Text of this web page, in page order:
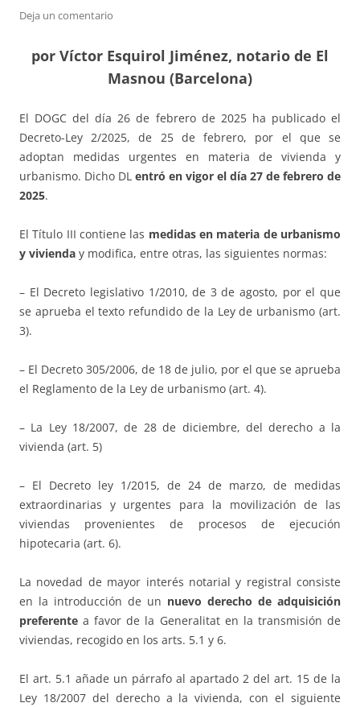
Deja un comentario
por Víctor Esquirol Jiménez, notario de El
Masnou (Barcelona)
El DOGC del día 26 de febrero de 2025 ha publicado el
Decreto-Ley 2/2025, de 25 de febrero, por el que se
adoptan medidas urgentes en materia de vivienda y
urbanismo. Dicho DL entró en vigor el día 27 de febrero de
2025.
El Título III contiene las medidas en materia de urbanismo
y vivienda y modifica, entre otras, las siguientes normas:
– El Decreto legislativo 1/2010, de 3 de agosto, por el que
se aprueba el texto refundido de la Ley de urbanismo (art.
3).
– El Decreto 305/2006, de 18 de julio, por el que se aprueba
el Reglamento de la Ley de urbanismo (art. 4).
– La Ley 18/2007, de 28 de diciembre, del derecho a la
vivienda (art. 5)
– El Decreto ley 1/2015, de 24 de marzo, de medidas
extraordinarias y urgentes para la movilización de las
viviendas provenientes de procesos de ejecución
hipotecaria (art. 6).
La novedad de mayor interés notarial y registral consiste
en la introducción de un nuevo derecho de adquisición
preferente a favor de la Generalitat en la transmisión de
viviendas, recogido en los arts. 5.1 y 6.
El art. 5.1 añade un párrafo al apartado 2 del art. 15 de la
Ley 18/2007 del derecho a la vivienda, con el siguiente